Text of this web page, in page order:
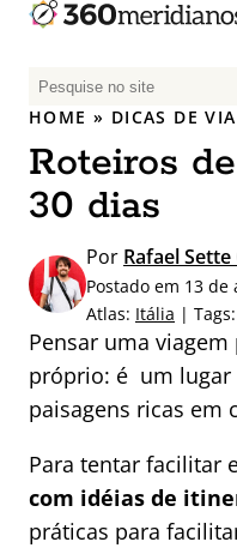
P
e
q
u
i
a
r
p
o
r
:
HOME » DICAS DE
Roteiros
30 dias
Por Rafael Sette
Postado em 13
Atlas: Itália | Tags:
Pensar uma
próprio: é um lugar
paisagens ricas em
Para tentar facilitar
com idéias de
práticas para